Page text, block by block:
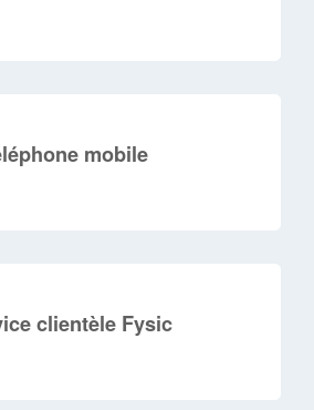
mobile
clientèle Fysic